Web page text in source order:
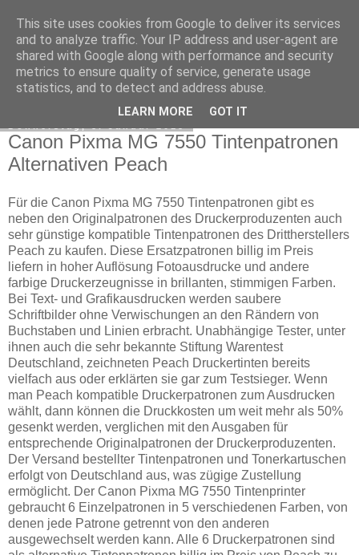
Peach Druckerpatronen
Canon Pixma MG 7550 Tintenpatronen
Alternativen Peach
Für die Canon Pixma MG 7550 Tintenpatronen gibt es
neben den Originalpatronen des Druckerproduzenten auch
sehr günstige kompatible Tintenpatronen des Drittherstellers
Peach zu kaufen. Diese Ersatzpatronen billig im Preis
liefern in hoher Auflösung Fotoausdrucke und andere
farbige Druckerzeugnisse in brillanten, stimmigen Farben.
Bei Text- und Grafikausdrucken werden saubere
Schriftbilder ohne Verwischungen an den Rändern von
Buchstaben und Linien erbracht. Unabhängige Tester, unter
ihnen auch die sehr bekannte Stiftung Warentest
Deutschland, zeichneten Peach Druckertinten bereits
vielfach aus oder erklärten sie gar zum Testsieger. Wenn
man Peach kompatible Druckerpatronen zum Ausdrucken
wählt, dann können die Druckkosten um weit mehr als 50%
gesenkt werden, verglichen mit den Ausgaben für
entsprechende Originalpatronen der Druckerproduzenten.
Der Versand bestellter Tintenpatronen und Tonerkartuschen
erfolgt von Deutschland aus, was zügige Zustellung
ermöglicht. Der Canon Pixma MG 7550 Tintenprinter
gebraucht 6 Einzelpatronen in 5 verschiedenen Farben, von
denen jede Patrone getrennt von den anderen
ausgewechselt werden kann. Alle 6 Druckerpatronen sind
This site uses cookies from Google to deliver its services
and to analyze traffic. Your IP address and user-agent are
shared with Google along with performance and security
metrics to ensure quality of service, generate usage
statistics, and to detect and address abuse.
LEARN MORE GOT IT